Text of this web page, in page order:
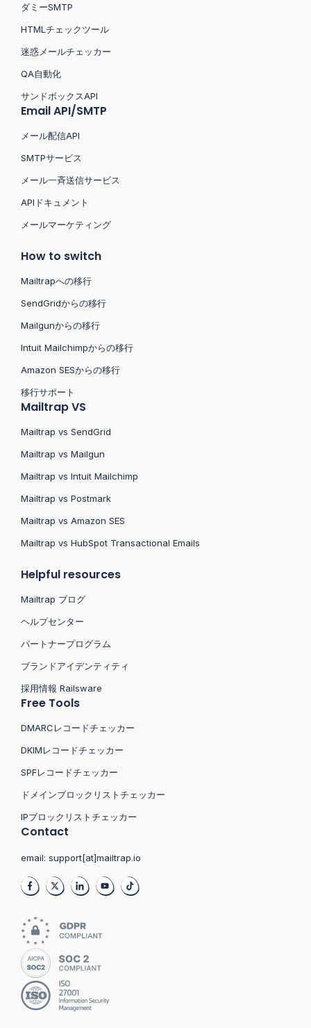
ダミーSMTP
HTMLチェックツール
迷惑メールチェッカー
QA自動化
サンドボックスAPI
Email API/SMTP
メール配信API
SMTPサービス
メール一斉送信サービス
APIドキュメント
メールマーケティング
How to switch
Mailtrapへの移行
SendGridからの移行
Mailgunからの移行
Intuit Mailchimpからの移行
Amazon SESからの移行
移行サポート
Mailtrap VS
Mailtrap vs SendGrid
Mailtrap vs Mailgun
Mailtrap vs Intuit Mailchimp
Mailtrap vs Postmark
Mailtrap vs Amazon SES
Mailtrap vs HubSpot Transactional Emails
Helpful resources
Mailtrap ブログ
ヘルプセンター
パートナープログラム
ブランドアイデンティティ
採用情報 Railsware
Free Tools
DMARCレコードチェッカー
DKIMレコードチェッカー
SPFレコードチェッカー
ドメインブロックリストチェッカー
IPブロックリストチェッカー
Contact
email: support[at]mailtrap.io